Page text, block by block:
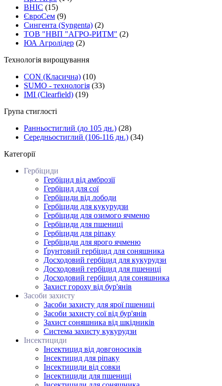
ВНІС (15)
ЄвроСем (9)
Сингента (Syngenta) (2)
ТОВ "НВП "АГРО-РИТМ" (2)
ЮА Агролідер (2)
Технологія вирощування
CON (Класична) (10)
SUMO - технологія (33)
ІMI (Сlearfield) (19)
Група стиглості
Ранньостиглий (до 105 дн.) (28)
Середньостиглий (106-116 дн.) (34)
Категорії
Гербіциди
Гербіцид від амброзії
Гербіцид для сої
Гербіциди від лободи
Гербіциди для кукурудзи
Гербіциди для озимого ячменю
Гербіциди для пшениці
Гербіциди для ріпаку
Гербіциди для ярого ячменю
Ґрунтовий гербіцид для соняшника
Досходовий гербіцид для кукурудзи
Досходовий гербіцид для пшениці
Досходовий гербіцид для соняшника
Захист гороху від бур'янів
Засоби захисту
Засоби захисту для ярої пшениці
Засоби захисту сої від бур'янів
Захист соняшника від шкідників
Система захисту кукурудзи
Інсектициди
Інсектицид від довгоносиків
Інсектицид для ріпаку
Інсектициди від совки
Інсектициди для пшениці